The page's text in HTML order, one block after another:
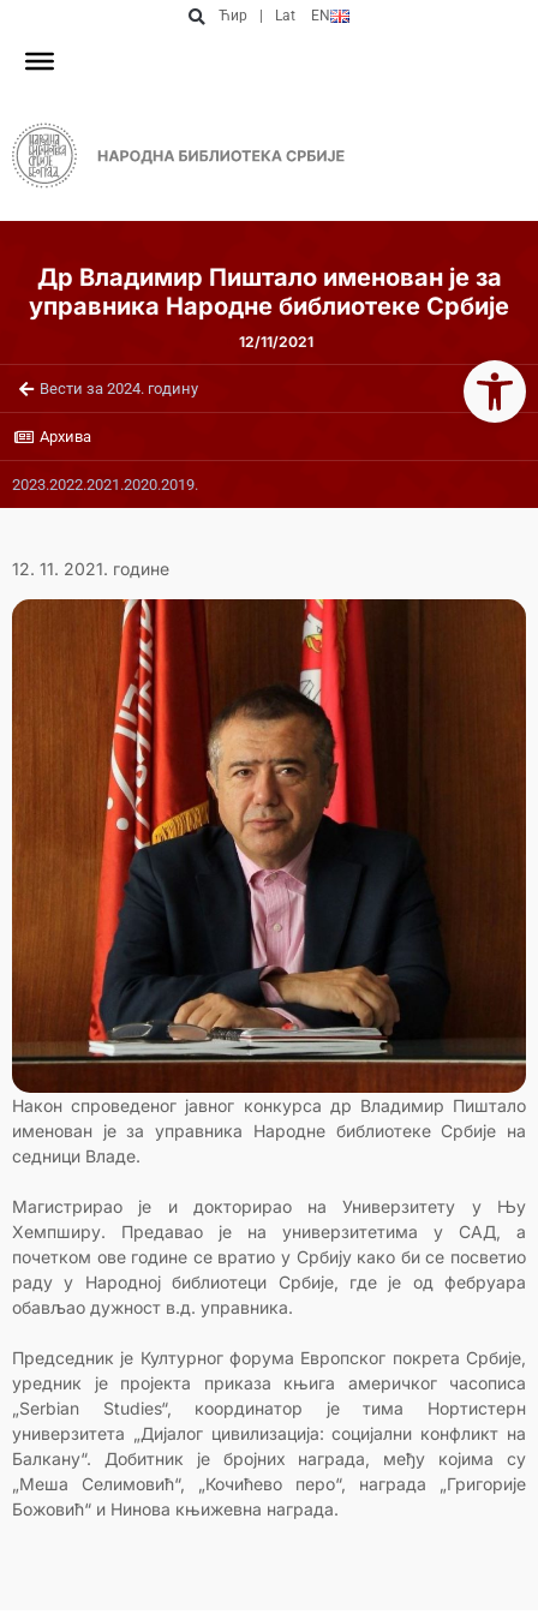
Ћир Lat EN
Др Владимир Пиштало именован је за
управника Народне библиотеке Србије
12/11/2021
Вести за 2024. годину
Архива
2023.2022.2021.2020.2019.
12. 11. 2021. године
Након спроведеног јавног конкурса др Владимир Пиштало
именован је за управника Народне библиотеке Србије на
седници Владе.
Магистрирао је и докторирао на Универзитету у Њу
Хемпширу. Предавао је на универзитетима у САД, а
почетком ове године се вратио у Србију како би се посветио
раду у Народној библиотеци Србије, где је од фебруара
обављао дужност в.д. управника.
Председник је Културног форума Европског покрета Србије,
уредник је пројекта приказа књига америчког часописа
„Serbian Studies“, координатор је тима Нортистерн
универзитета „Дијалог цивилизација: социјални конфликт на
Балкану“. Добитник је бројних награда, међу којима су
„Меша Селимовић“, „Кочићево перо“, награда „Григорије
Божовић“ и Нинова књижевна награда.